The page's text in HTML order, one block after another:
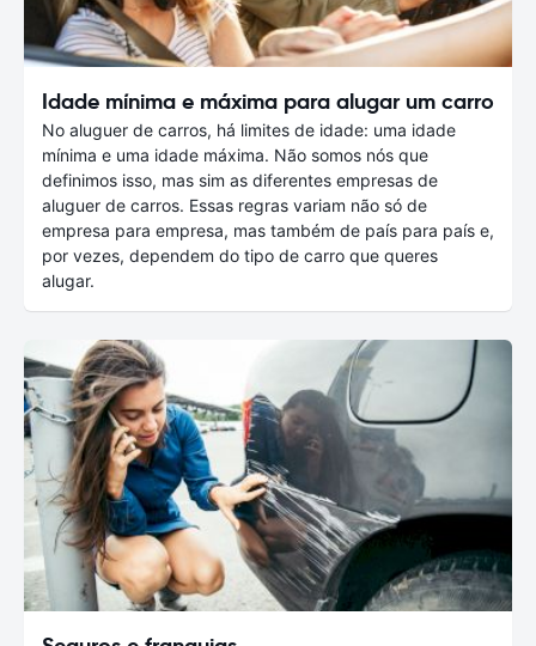
Idade mínima e máxima para alugar um carro
No aluguer de carros, há limites de idade: uma idade
mínima e uma idade máxima. Não somos nós que
definimos isso, mas sim as diferentes empresas de
aluguer de carros. Essas regras variam não só de
empresa para empresa, mas também de país para país e,
por vezes, dependem do tipo de carro que queres
alugar.